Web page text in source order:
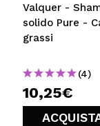
Valquer -
solido Pure -
grassi
(4)
10,25€